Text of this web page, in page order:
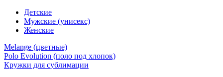
Детские
Мужские (унисекс)
Женские
Melange (цветные)
Polo Evolution (поло под хлопок)
Кружки для сублимации